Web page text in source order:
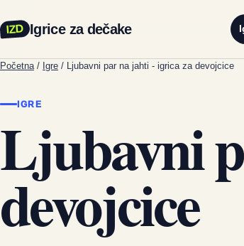
IZD Igrice za dečake
Početna / Igre / Ljubavni par na jahti - igrica za devojcice
IGRE
Ljubavni
devojcice